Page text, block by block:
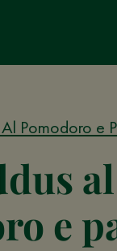
Pomodoro e
al
e